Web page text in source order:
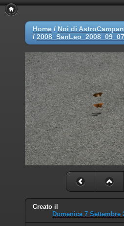
Home / Noi di
/ 2008_SanLeo_2008_09_07
Creato il
Domenica 7 Settembre